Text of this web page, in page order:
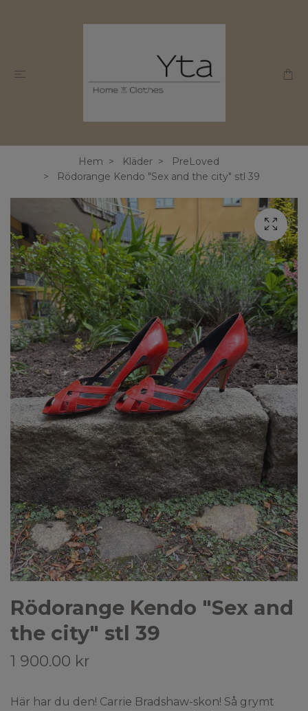
Hem Kläder
PreLoved
Rödorange Kendo "Sex and the city" stl 39
Rödorange Kendo "Sex and
the city" stl 39
1 900.00 kr
Här har du den! Carrie Bradshaw-skon! Så grymt